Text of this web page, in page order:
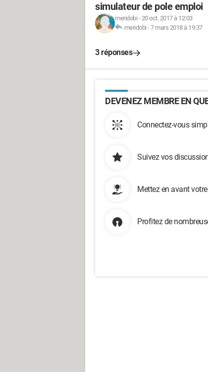
simulateur de pole emploi
meridobi -20 oct. 2017 à 12:03
meridobi -7 mars 2018 à 19:37
3 réponses
DEVENEZ MEMBRE EN
Connectez-vous
Suivez vos
Mettez en avant
Profitez de